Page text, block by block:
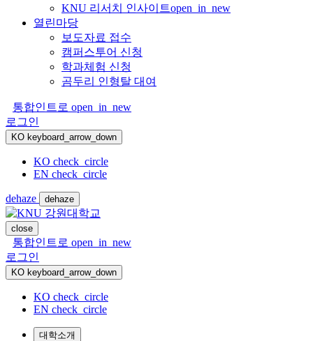
KNU 리서치 인사이트open_in_new
열린마당
보도자료 접수
캠퍼스투어 신청
학과체험 신청
곰두리 인형탈 대여
통합인트로 open_in_new
로그인
KO keyboard_arrow_down
KO check_circle
EN check_circle
dehaze dehaze
close
통합인트로 open_in_new
로그인
KO keyboard_arrow_down
KO check_circle
EN check_circle
대학소개